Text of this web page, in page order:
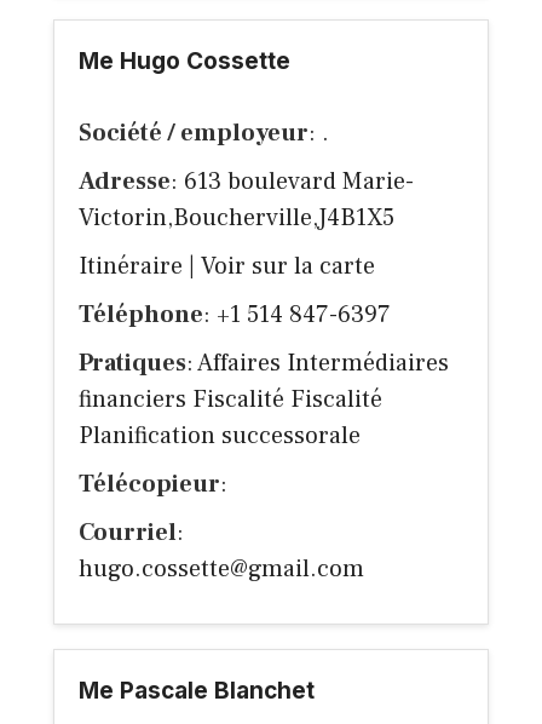
Me Hugo Cossette
Société / employeur: .
Adresse: 613 boulevard Marie-
Victorin,Boucherville,J4B1X5
Itinéraire
Voir sur la carte
Téléphone: +1 514 847-6397
Pratiques: Affaires Intermédiaires
financiers Fiscalité Fiscalité
Planification successorale
Télécopieur:
Courriel:
hugo.cossette@gmail.com
Me Pascale Blanchet